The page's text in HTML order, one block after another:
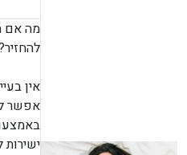
מה אם
אין
אפשר
ישירות